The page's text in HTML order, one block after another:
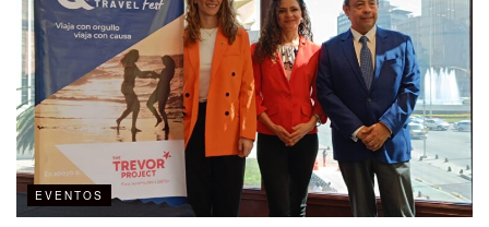
Etiquetas: eventos
EVENTOS